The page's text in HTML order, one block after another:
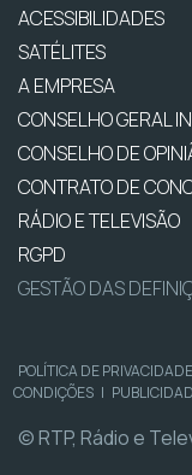
ACESSIBILIDADES
SATÉLITES
A EMPRESA
CONSELHO GERAL
CONSELHO DE
CONTRATO DE
RÁDIO E TELEVISÃO
RGPD
GESTÃO DAS
POLÍTICA DE PRIVACIDADE
CONDIÇÕES |
© RTP, Rádio e